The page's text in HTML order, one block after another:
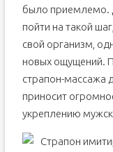
было приемлемо.
пойти на такой
свой организм,
новых ощущений.
страпон-массажа
приносит
укреплению
Страпон